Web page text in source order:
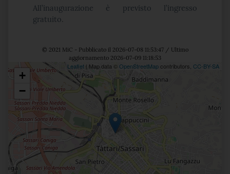
All’inaugurazione è previsto l’ingresso
gratuito.
© 2021 MiC - Pubblicato il 2026-07-08 11:53:47 / Ultimo
aggiornamento 2026-07-09 11:18:53
Posizione
+
−
Leaflet | Map data © OpenStreetMapcontributors, CC-BY-SA